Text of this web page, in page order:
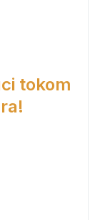
tokom